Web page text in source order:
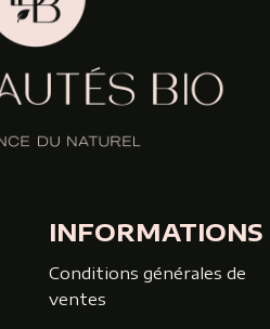
INFORMATIONS
Conditions générales de
ventes